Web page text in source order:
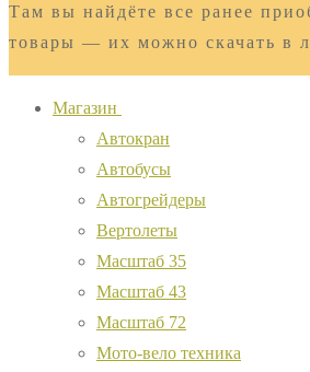
Там вы найдёте все ранее
товары — их можно скачать в
Магазин
Автокран
Автобусы
Автогрейдеры
Вертолеты
Масштаб 35
Масштаб 43
Масштаб 72
Мото-вело техника